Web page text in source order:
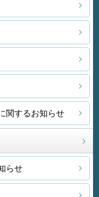
関するお知らせ
らせ